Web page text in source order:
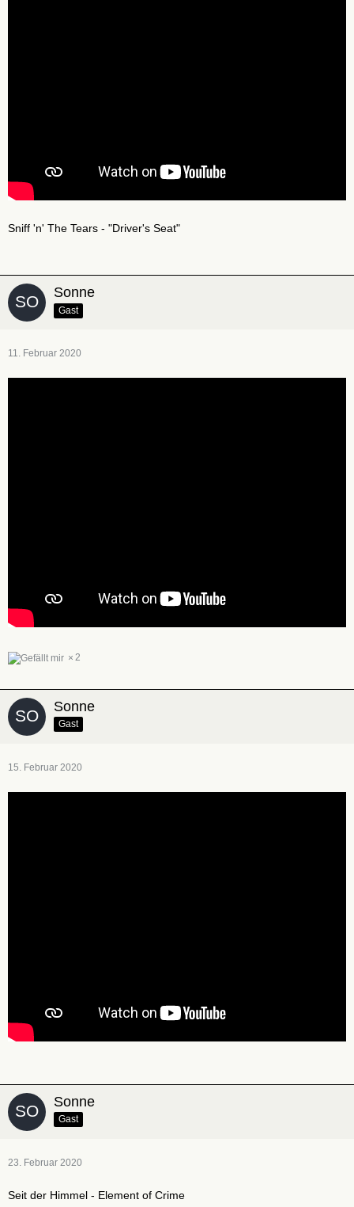
Sniff 'n' The Tears - "Driver's Seat"
Sonne
Gast
11. Februar 2020
2
Sonne
Gast
15. Februar 2020
Sonne
Gast
23. Februar 2020
Seit der Himmel - Element of Crime